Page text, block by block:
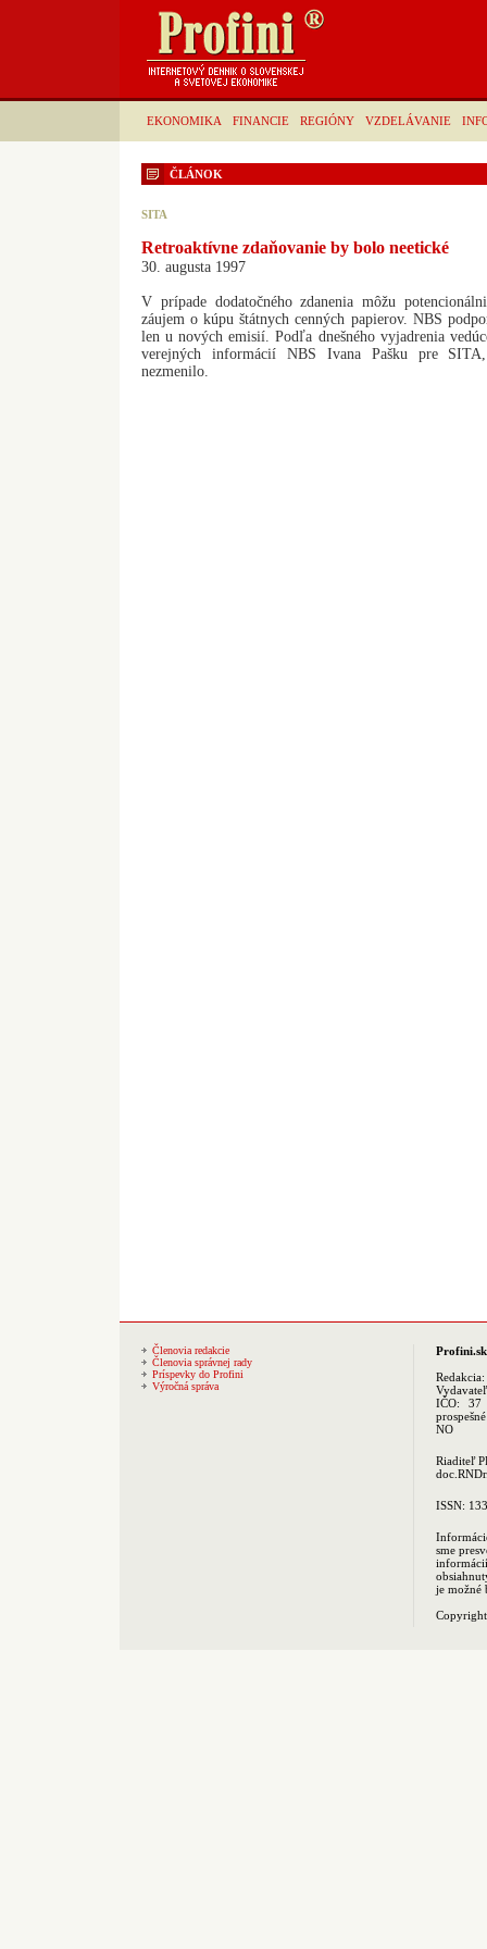
EKONOMIKA FINANCIE REGIÓNY VZDELÁVANIE
ČLÁNOK
SITA
Retroaktívne zdaňovanie by bolo neetické
30. augusta 1997
V prípade dodatočného zdanenia môžu
záujem o kúpu štátnych cenných papierov. NBS
len u nových emisií. Podľa dnešného vyjadrenia
verejných informácií NBS Ivana Pašku pre
nezmenilo.
Členovia redakcie
Členovia správnej rady
Príspevky do Profini
Výročná správa
Profini.sk
Redakcia:
IČO: 37
NO
Riaditeľ
ISSN:
sme
je možné